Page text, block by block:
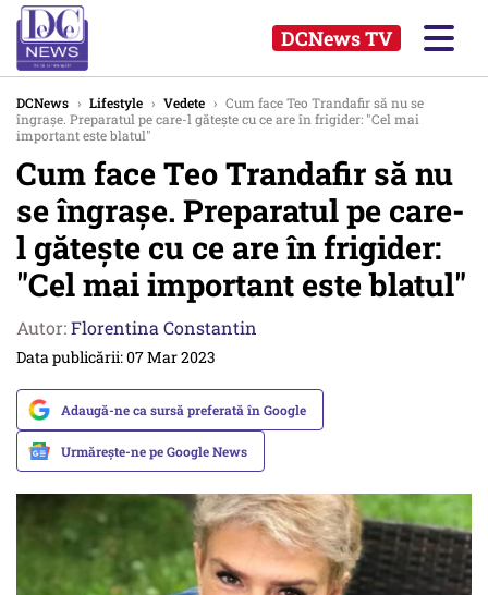
DCNews TV
DCNews › Lifestyle › Vedete › Cum face Teo Trandafir să nu se
îngrașe. Preparatul pe care-l gătește cu ce are în frigider: "Cel mai
important este blatul"
Cum face Teo Trandafir să nu
se îngrașe. Preparatul pe care-
l gătește cu ce are în frigider:
"Cel mai important este blatul"
Autor:Florentina Constantin
Data publicării: 07 Mar 2023
Adaugă-ne ca sursă preferată în Google
Urmărește-ne pe Google News